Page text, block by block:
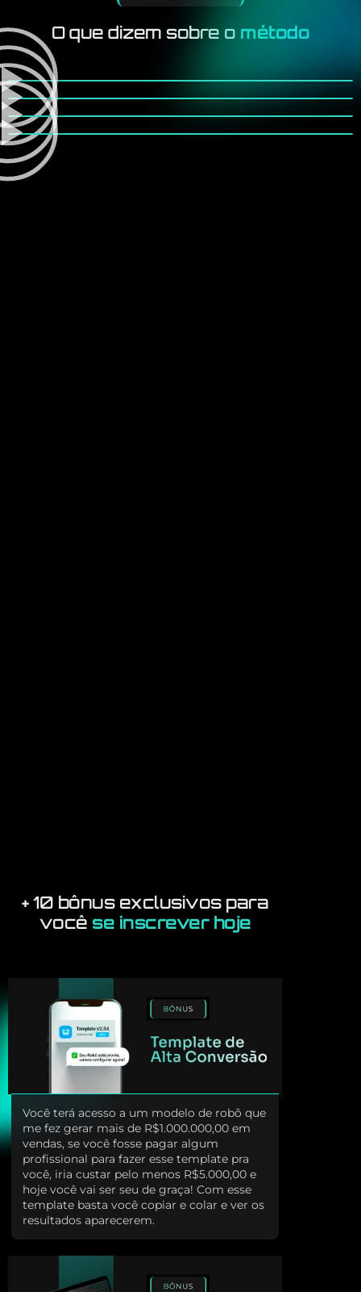
O que dizem sobre o método
+ 10 bônus exclusivos para
você se inscrever hoje
Você terá acesso a um modelo de robô que
me fez gerar mais de R$1.000.000,00 em
vendas, se você fosse pagar algum
profissional para fazer esse template pra
você, iria custar pelo menos R$5.000,00 e
hoje você vai ser seu de graça! Com esse
template basta você copiar e colar e ver os
resultados aparecerem.